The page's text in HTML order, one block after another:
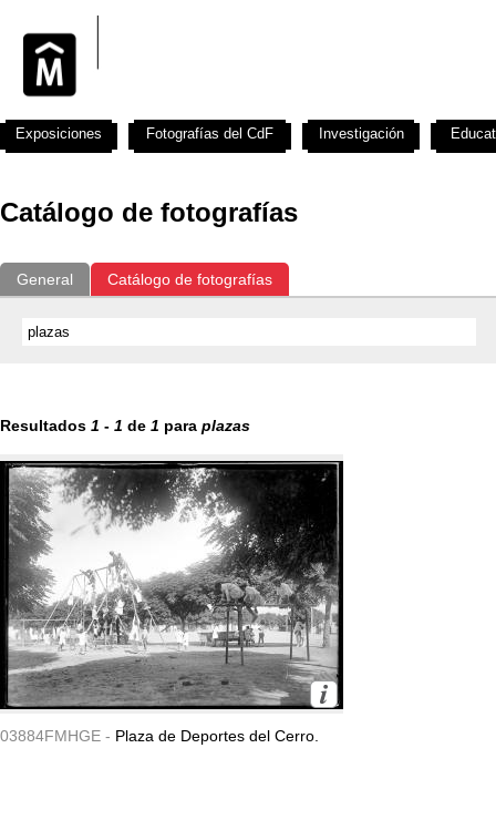
Catálogo de fotografías
General Catálogo de fotografías
Resultados 1 - 1 de 1 para plazas
03884FMHGE - Plaza de Deportes del Cerro.
Exposiciones Fotografías del CdF Investigación